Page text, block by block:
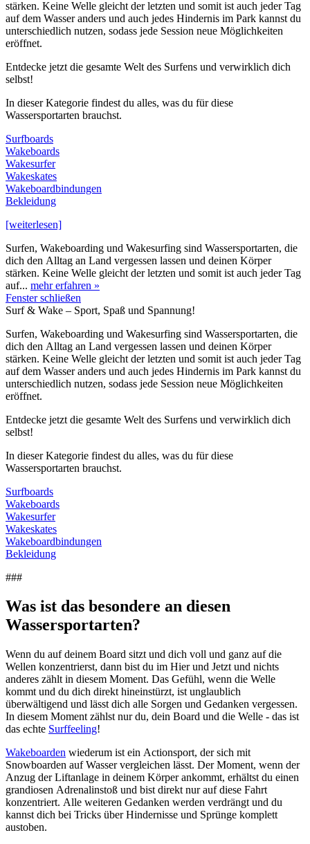
stärken. Keine Welle gleicht der letzten und somit ist auch jeder Tag
auf dem Wasser anders und auch jedes Hindernis im Park kannst du
unterschiedlich nutzen, sodass jede Session neue Möglichkeiten
eröffnet.
Entdecke jetzt die gesamte Welt des Surfens und verwirklich dich
selbst!
In dieser Kategorie findest du alles, was du für diese
Wassersportarten brauchst.
Surfboards
Wakeboards
Wakesurfer
Wakeskates
Wakeboardbindungen
Bekleidung
[weiterlesen]
Surfen, Wakeboarding und Wakesurfing sind Wassersportarten, die
dich den Alltag an Land vergessen lassen und deinen Körper
stärken. Keine Welle gleicht der letzten und somit ist auch jeder Tag
auf... mehr erfahren »
Fenster schließen
Surf & Wake – Sport, Spaß und Spannung!
Surfen, Wakeboarding und Wakesurfing sind Wassersportarten, die
dich den Alltag an Land vergessen lassen und deinen Körper
stärken. Keine Welle gleicht der letzten und somit ist auch jeder Tag
auf dem Wasser anders und auch jedes Hindernis im Park kannst du
unterschiedlich nutzen, sodass jede Session neue Möglichkeiten
eröffnet.
Entdecke jetzt die gesamte Welt des Surfens und verwirklich dich
selbst!
In dieser Kategorie findest du alles, was du für diese
Wassersportarten brauchst.
Surfboards
Wakeboards
Wakesurfer
Wakeskates
Wakeboardbindungen
Bekleidung
###
Was ist das besondere an diesen
Wassersportarten?
Wenn du auf deinem Board sitzt und dich voll und ganz auf die
Wellen konzentrierst, dann bist du im Hier und Jetzt und nichts
anderes zählt in diesem Moment. Das Gefühl, wenn die Welle
kommt und du dich direkt hineinstürzt, ist unglaublich
überwältigend und lässt dich alle Sorgen und Gedanken vergessen.
In diesem Moment zählst nur du, dein Board und die Welle - das ist
das echte Surffeeling!
Wakeboarden wiederum ist ein Actionsport, der sich mit
Snowboarden auf Wasser vergleichen lässt. Der Moment, wenn der
Anzug der Liftanlage in deinem Körper ankommt, erhältst du einen
grandiosen Adrenalinstoß und bist direkt nur auf diese Fahrt
konzentriert. Alle weiteren Gedanken werden verdrängt und du
kannst dich bei Tricks über Hindernisse und Sprünge komplett
austoben.